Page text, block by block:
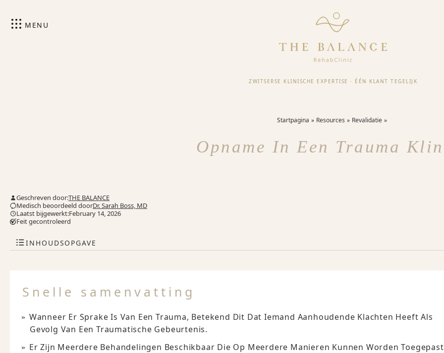
MENU
ZWITSERSE KLINISCHE EXPERTISE · ÉÉN KLANT TEGELIJK
Startpagina Resources Revalidatie
Opname In Een Trauma
Geschreven door:THE BALANCE
Medisch beoordeeld doorDr. Sarah Boss, MD
Laatst bijgewerkt:February 14, 2026
Feit gecontroleerd
INHOUDSOPGAVE
Snelle samenvatting
Wanneer Er Sprake Is Van Een Trauma, Betekend Dit Dat Iemand Aanhoudende Klachten Heeft Als
Gevolg Van Een Traumatische Gebeurtenis.
Er Zijn Meerdere Behandelingen Beschikbaar Die Op Meerdere Manieren Kunnen Worden